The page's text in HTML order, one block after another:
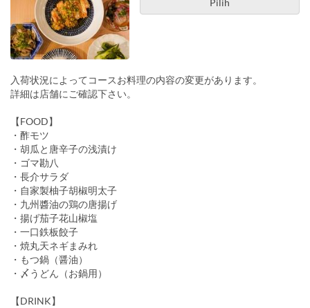
入荷状況によってコースお料理の内容の変更があります。
詳細は店舗にご確認下さい。
【FOOD】
・酢モツ
・胡瓜と唐辛子の浅漬け
・ゴマ勘八
・長介サラダ
・自家製柚子胡椒明太子
・九州醬油の鶏の唐揚げ
・揚げ茄子花山椒塩
・一口鉄板餃子
・焼丸天ネギまみれ
・もつ鍋（醤油）
・〆うどん（お鍋用）
【DRINK】